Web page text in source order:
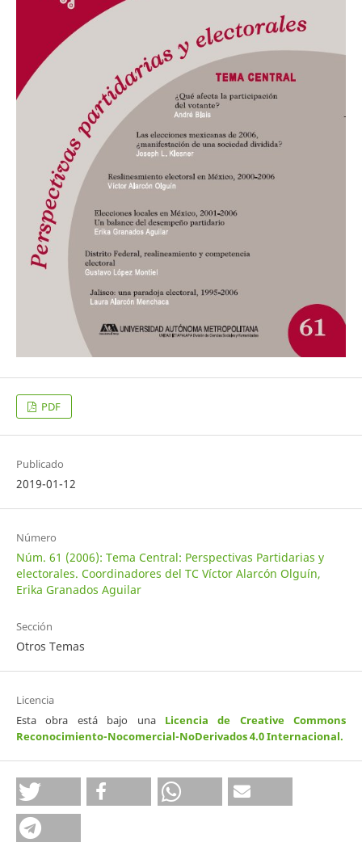
PDF
Publicado
2019-01-12
Número
Núm. 61 (2006): Tema Central: Perspectivas Partidarias y
electorales. Coordinadores del TC Víctor Alarcón Olguín,
Erika Granados Aguilar
Sección
Otros Temas
Licencia
Esta obra está bajo una Licencia de Creative Commons
Reconocimiento-Nocomercial-NoDerivados 4.0 Internacional.